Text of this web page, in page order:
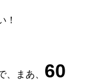
！
、まあ、 60